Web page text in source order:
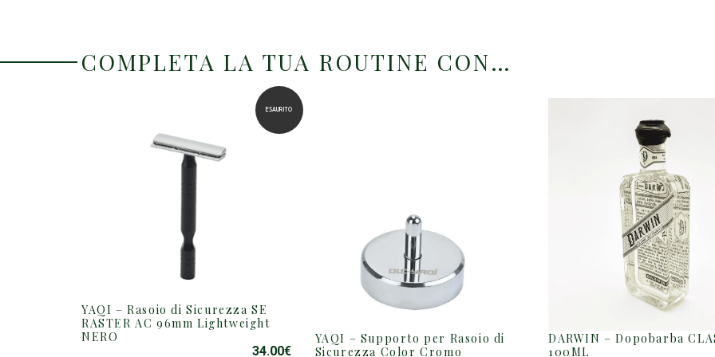
COMPLETA LA TUA ROUTINE CON…
ESAURITO
YAQI – Rasoio di Sicurezza SE
RASTER AC 96mm Lightweight
NERO
34.00€
YAQI – Supporto per Rasoio di
Sicurezza Color Cromo
DARWIN – Dopobarba
100ML